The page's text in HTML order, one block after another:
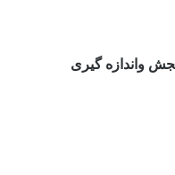
واندازه گیری